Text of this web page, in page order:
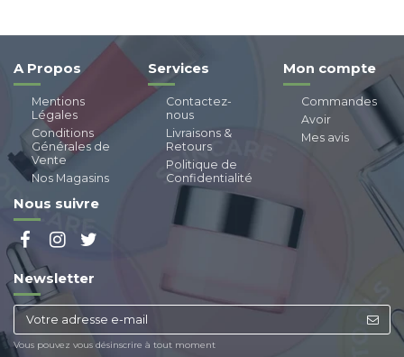
A Propos
Mentions
Légales
Conditions
Générales de
Vente
Nos Magasins
Services
Contactez-
nous
Livraisons &
Retours
Politique de
Confidentialité
Mon compte
Commandes
Avoir
Mes avis
Nous suivre
Newsletter
Vous pouvez vous désinscrire à tout moment